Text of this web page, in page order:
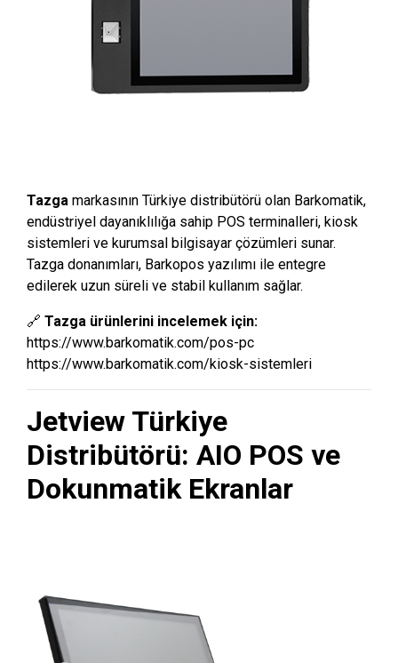
Tazga markasının Türkiye distribütörü olan Barkomatik,
endüstriyel dayanıklılığa sahip POS terminalleri, kiosk
sistemleri ve kurumsal bilgisayar çözümleri sunar.
Tazga donanımları, Barkopos yazılımı ile entegre
edilerek uzun süreli ve stabil kullanım sağlar.
🔗 Tazga ürünlerini incelemek için:
https://www.barkomatik.com/pos-pc
https://www.barkomatik.com/kiosk-sistemleri
Jetview Türkiye
Distribütörü: AIO POS ve
Dokunmatik Ekranlar